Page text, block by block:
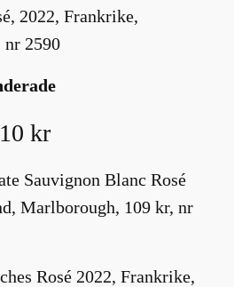
2022, Frankrike,
nr 2590
kr
Sauvignon Blanc Rosé
Marlborough, 109 kr, nr
Rosé 2022, Frankrike,